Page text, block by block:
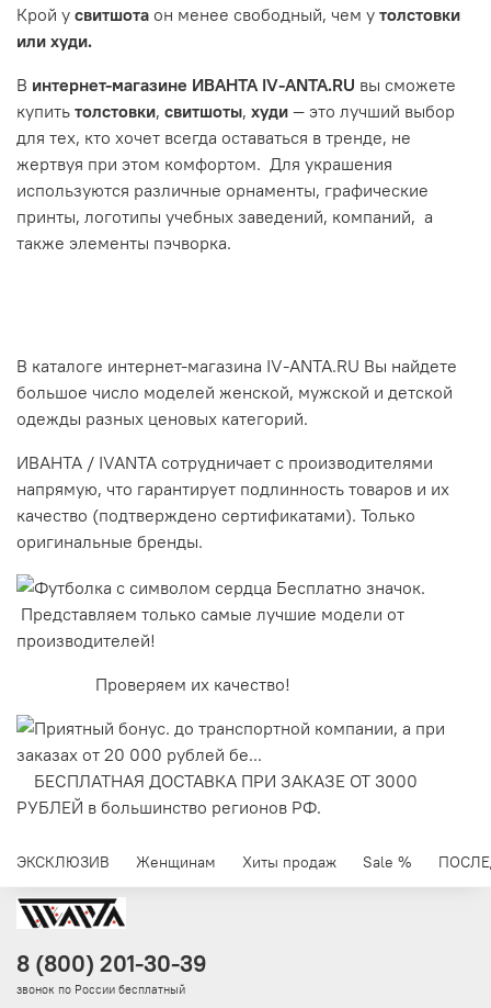
Крой у свитшота он менее свободный, чем у толстовки
или худи.
В интернет-магазине ИВАНТА IV-ANTA.RU вы сможете
купить толстовки, свитшоты, худи — это лучший выбор
для тех, кто хочет всегда оставаться в тренде, не
жертвуя при этом комфортом. Для украшения
используются различные орнаменты, графические
принты, логотипы учебных заведений, компаний, а
также элементы пэчворка.
В каталоге интернет-магазина IV-ANTA.RU Вы найдете
большое число моделей женской, мужской и детской
одежды разных ценовых категорий.
ИВАНТА / IVANTA сотрудничает с производителями
напрямую, что гарантирует подлинность товаров и их
качество (подтверждено сертификатами). Только
оригинальные бренды.
Представляем только самые лучшие модели от
производителей!
Проверяем их качество!
БЕСПЛАТНАЯ ДОСТАВКА ПРИ ЗАКАЗЕ ОТ 3000
РУБЛЕЙ в большинство регионов РФ.
ЭКСКЛЮЗИВ Женщинам Хиты продаж Sale %
8 (800) 201-30-39
звонок по России бесплатный